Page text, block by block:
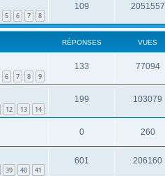
5 6 7 8
109 2051557
RÉPONSES VUES
6 7 8 9
133 77094
12 13 14
199 103079
0 260
39 40 41
601 206160